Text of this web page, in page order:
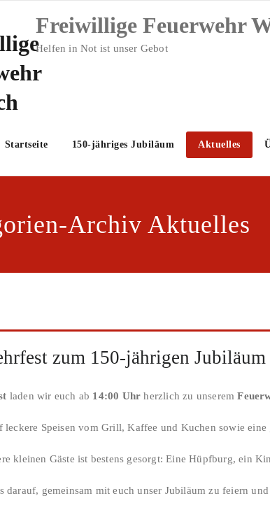
Freiwillige Feuerwehr
Helfen in Not ist unser Gebot
Startseite 150-jähriges Jubiläum Aktuelles
Archiv Aktuelles
zum 150-jährigen Jubiläum
laden wir euch ab 14:00 Uhr herzlich zu unserem
leckere Speisen vom Grill, Kaffee und Kuchen sowie
kleinen Gäste ist bestens gesorgt: Eine Hüpfburg, ein
darauf, gemeinsam mit euch unser Jubiläum zu feiern